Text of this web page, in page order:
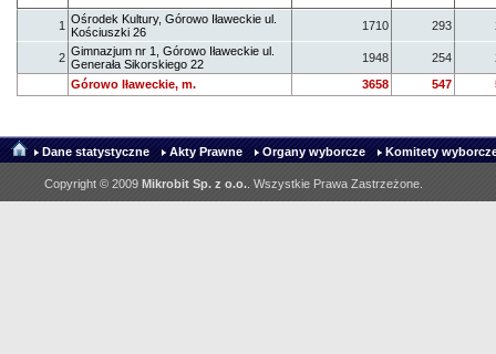
1 Ośrodek Kultury, Górowo Iławeckie ul.
Kościuszki 26
1710 293
2 Gimnazjum nr 1, Górowo Iławeckie ul.
Generała Sikorskiego 22
1948 254
Górowo Iławeckie, m.
3658 547
Dane statystyczne Akty Prawne Organy wyborcze Komitety
Copyright © 2009 Mikrobit Sp. z o.o. . Wszystkie Prawa Zastrzeżone.